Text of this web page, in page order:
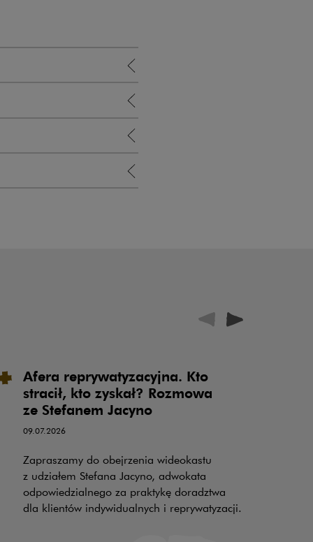
Afera reprywatyzacyjna. Kto
stracił, kto zyskał? Rozmowa
ze Stefanem Jacyno
09.07.2026
Zapraszamy do obejrzenia wideokastu
z udziałem Stefana Jacyno, adwokata
odpowiedzialnego za praktykę doradztwa
dla klientów indywidualnych i reprywatyzacji.